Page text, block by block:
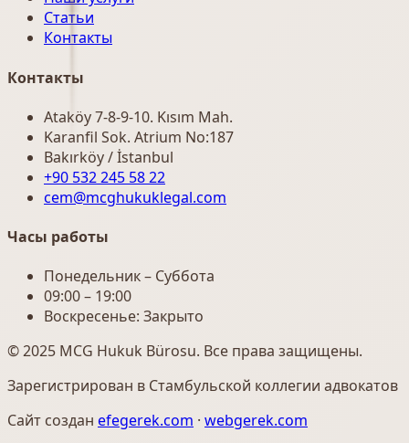
Статьи
Контакты
Контакты
Ataköy 7-8-9-10. Kısım Mah.
Karanfil Sok. Atrium No:187
Bakırköy / İstanbul
+90 532 245 58 22
cem@mcghukuklegal.com
Часы работы
Понедельник – Суббота
09:00 – 19:00
Воскресенье: Закрыто
© 2025 MCG Hukuk Bürosu. Все права защищены.
Зарегистрирован в Стамбульской коллегии адвокатов
Сайт создан efegerek.com · webgerek.com